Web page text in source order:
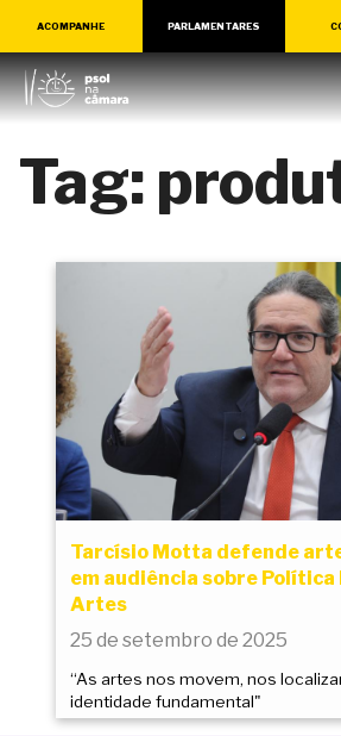
ACOMPANHE PARLAMENTARES
Tag:
Tarcísio Motta defende
em audiência sobre Política
Artes
25 de setembro de 2025
“As artes nos movem, nos
identidade fundamental"